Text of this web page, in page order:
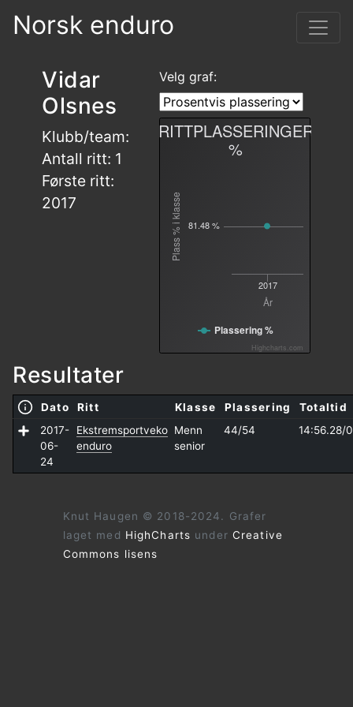
Norsk enduro
Vidar
Olsnes
Klubb/team:
Antall ritt: 1
Første ritt:
2017
Velg graf:
År
Plass % i klasse
RITTPLASSERINGER
%
2017
81.48 %
Plassering %
Highcharts.com
Resultater
Dato Ritt Klasse Plassering
Totaltid
2017-
06-
24
Ekstremsportveko
enduro
Menn
senior
44/54 14:56.28/
Knut Haugen © 2018-2024. Grafer
laget med HighCharts under Creative
Commons lisens